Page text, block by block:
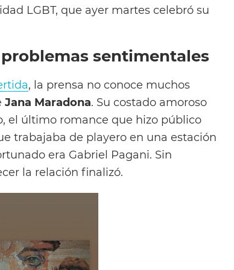
LGBT, que ayer martes celebró su
sentimentales
, la prensa no conoce muchos
Jana Maradona. Su costado amoroso
el último romance que hizo público
trabajaba de playero en una estación
era Gabriel Pagani. Sin
la relación finalizó.